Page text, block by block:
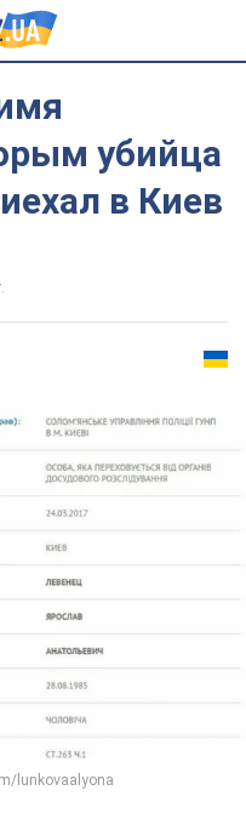
убийца
в Киев